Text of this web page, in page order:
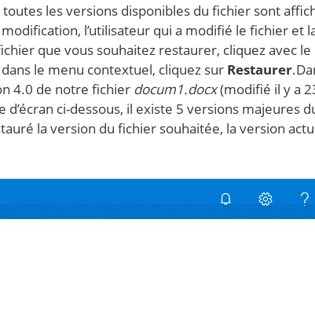
toutes les versions disponibles du fichier sont
l’utilisateur qui a modifié le fichier et
que vous souhaitez restaurer, cliquez avec
le menu contextuel, cliquez sur Restaurer
4.0 de notre fichier docum1.docx(modifié il y a
d’écran ci-dessous, il existe 5 versions majeures
la version du fichier souhaitée, la version